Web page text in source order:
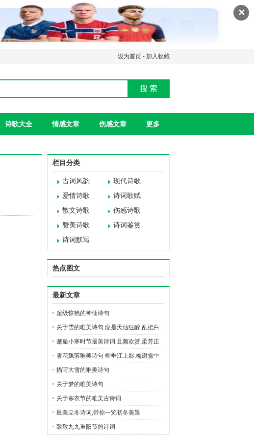
✕
设为首页 - 加入收藏
搜 索
诗歌大全 情感文章 伤感文章 更多
栏目分类
古词风韵
现代诗歌
爱情诗歌
诗词歌赋
散文诗歌
伤感诗歌
赞美诗歌
诗词鉴赏
诗词默写
热点图文
最新文章
超级惊艳的神仙诗句
关于雪的唯美诗句 应是天仙狂醉,乱把白
云揉碎
邂逅小寒时节最美诗词 且频欢赏,柔芳正
好,满簪同醉
雪花飘落唯美诗句 柳垂江上影,梅谢雪中
枝
描写大雪的唯美诗句
关于梦的唯美诗句
关于寒衣节的唯美古诗词
最美立冬诗词,带你一览初冬美景
致敬九九重阳节的诗词